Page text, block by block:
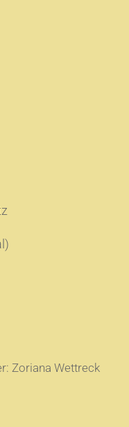
Zoriana Wettreck